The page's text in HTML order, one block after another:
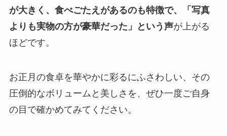
が大きく、食べごたえがあるのも特徴で、「写真
よりも実物の方が豪華だった」という声が上がる
ほどです。
お正月の食卓を華やかに彩るにふさわしい、その
圧倒的なボリュームと美しさを、ぜひ一度ご自身
の目で確かめてみてください。